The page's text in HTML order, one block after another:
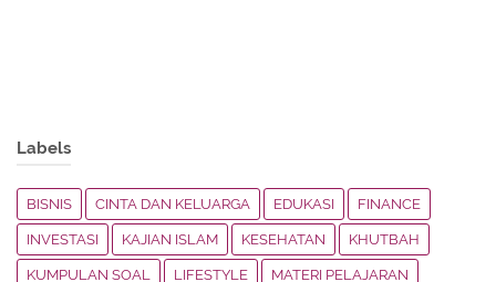
Labels
BISNIS CINTA DAN KELUARGA EDUKASI FINANCE
INVESTASI KAJIAN ISLAM KESEHATAN KHUTBAH
KUMPULAN SOAL LIFESTYLE MATERI PELAJARAN